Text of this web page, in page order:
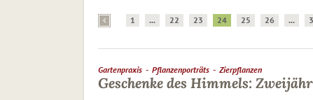
1 ... 22 23 24 25 26 ...
Gartenpraxis Pflanzenporträts Zierpflanzen
Geschenke des Himmels: